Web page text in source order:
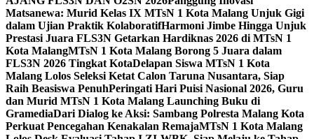
Matsanewa: Murid Kelas IX MTsN 1 Kota Malang Unjuk Gigi
dalam Ujian Praktik KolaboratifHarmoni Jimbe Hingga Unjuk
Prestasi Juara FLS3N Getarkan Hardiknas 2026 di MTsN 1
Kota MalangMTsN 1 Kota Malang Borong 5 Juara dalam
FLS3N 2026 Tingkat KotaDelapan Siswa MTsN 1 Kota
Malang Lolos Seleksi Ketat Calon Taruna Nusantara, Siap
Raih Beasiswa PenuhPeringati Hari Puisi Nasional 2026, Guru
dan Murid MTsN 1 Kota Malang Launching Buku di
GramediaDari Dialog ke Aksi: Sambang Polresta Malang Kota
Perkuat Pencegahan Kenakalan RemajaMTsN 1 Kota Malang